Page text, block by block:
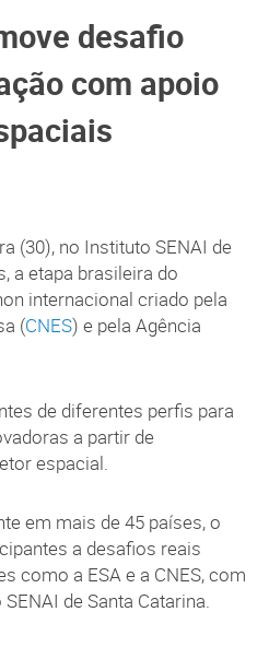
desafio
com apoio
(30), no Instituto SENAI de
a etapa brasileira do
internacional criado pela
(CNES) e pela Agência
de diferentes perfis para
a partir de
espacial.
em mais de 45 países, o
a desafios reais
como a ESA e a CNES, com
de Santa Catarina.